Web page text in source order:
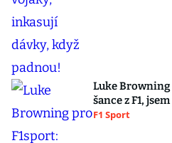
Luke Browning
šance z F1,
F1 Sport